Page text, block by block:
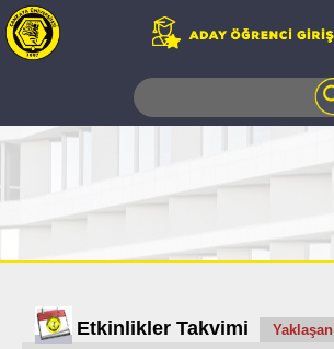
TELEFON
AÇILAN
UZAKTAN
EĞİTİM
Etkinlikler Takvimi Yaklaşan